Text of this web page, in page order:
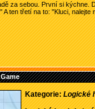
za sebou. První si kýchne.
ten třetí na to: "Kluci, nalejte
Kategorie:Logické